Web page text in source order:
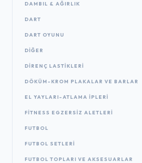
DAMBIL & AĞIRLIK
DART
DART OYUNU
DIĞER
DIRENÇ LASTIKLERI
DÖKÜM-KROM PLAKALAR VE BARLAR
EL YAYLARI-ATLAMA IPLERI
FITNESS EGZERSIZ ALETLERI
FUTBOL
FUTBOL SETLERI
FUTBOL TOPLARI VE AKSESUARLAR